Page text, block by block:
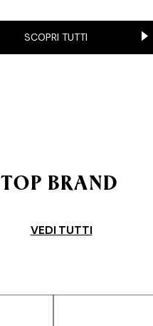
SCOPRI TUTTI
TOP BRAND
VEDI TUTTI